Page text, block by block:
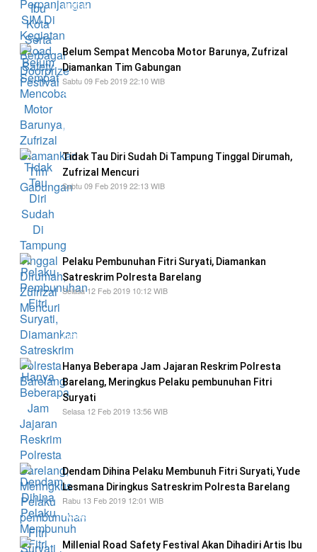
untuk perpanjangan SIM harus mengikuti
Belum Sempat Mencoba Motor Barunya, Zufrizal
Diamankan Tim Gabungan
Sabtu 09 Feb 2019 22:10 WIB
Setelah mencuri uang sebesar dan emas
langsung pergi ke Batam
Tidak Tau Diri Sudah Di Tampung Tinggal Dirumah,
Zufrizal Mencuri
Sabtu 09 Feb 2019 22:13 WIB
Pelaku Pembunuhan Fitri Suryati, Diamankan
Satreskrim Polresta Barelang
Selasa 12 Feb 2019 10:12 WIB
permai
Hanya Beberapa Jam Jajaran Reskrim Polresta
Barelang, Meringkus Pelaku pembunuhan Fitri
Suryati
Selasa 12 Feb 2019 13:56 WIB
Dendam Dihina Pelaku Membunuh Fitri Suryati, Yude
Lesmana Diringkus Satreskrim Polresta Barelang
Rabu 13 Feb 2019 12:01 WIB
Adapun barang bukti yang diamankan yaitu
Millenial Road Safety Festival Akan Dihadiri Artis Ibu